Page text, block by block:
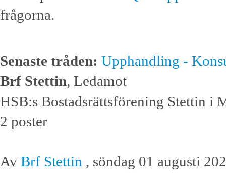
frågorna.
Senaste tråden: Upphandling -
Brf Stettin, Ledamot
HSB:s Bostadsrättsförening Stettin i
2 poster
Av Brf Stettin , söndag 01 augusti